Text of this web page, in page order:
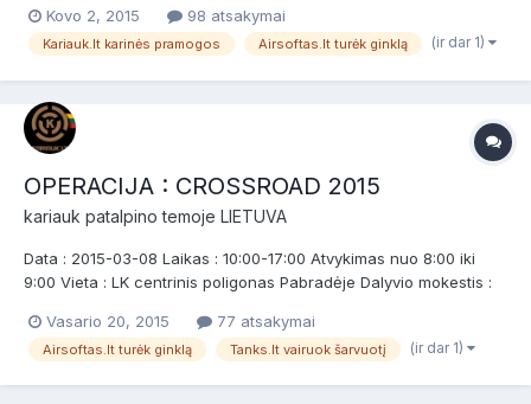
žaidėjams bei airsofto komandoms. Prieš žaidimą bus NEMOKAMI
dviejų valandų baziniai kariniai mokymai, po jų žaidimas....
Kovo 2, 2015 98 atsakymai
Kariauk.lt karinės pramogos Airsoftas.lt turėk ginklą (ir dar 1)
OPERACIJA : CROSSROAD 2015
kariauk patalpino temoje LIETUVA
Data : 2015-03-08 Laikas : 10:00-17:00 Atvykimas nuo 8:00 iki
9:00 Vieta : LK centrinis poligonas Pabradėje Dalyvio mokestis :
NEMOKAMUOSE ŠAUKIMŲ MOKYMUOSE ( registruojantis,
prašome nurodyti kurių mėnesių mokymuose dalyvavote )....
Vasario 20, 2015 77 atsakymai
Airsoftas.lt turėk ginklą Tanks.lt vairuok šarvuotį (ir dar 1)